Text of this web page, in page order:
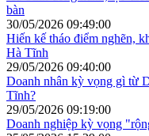
bàn
30/05/2026 09:49:00
Hiến kế tháo điểm nghẽn,
Hà Tĩnh
29/05/2026 09:40:00
Doanh nhân kỳ vọng gì từ
Tĩnh?
29/05/2026 09:19:00
Doanh nghiệp kỳ vọng